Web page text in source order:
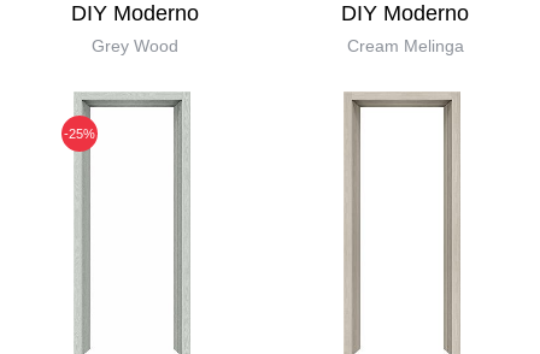
DIY Moderno
Grey Wood
-25%
DIY Moderno
Cream Melinga